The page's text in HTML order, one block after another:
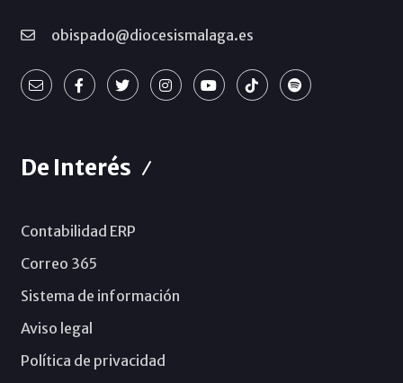
obispado@diocesismalaga.es
De Interés
Contabilidad ERP
Correo 365
Sistema de información
Aviso legal
Política de privacidad